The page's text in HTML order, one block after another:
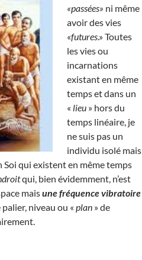
«passées» ni même
avoir des vies
«futures.» Toutes
les vies ou
incarnations
existant en même
temps et dans un
« lieu » hors du
temps linéaire, je
ne suis pas un
individu isolé mais
Soi qui existent en même temps
qui, bien évidemment, n’est
maisune fréquence vibratoire
niveau ou « plan » de